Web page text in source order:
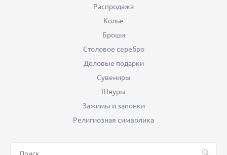
Распродажа
Колье
Броши
Столовое серебро
Деловые подарки
Сувениры
Шнуры
Зажимы и запонки
Религиозная символика